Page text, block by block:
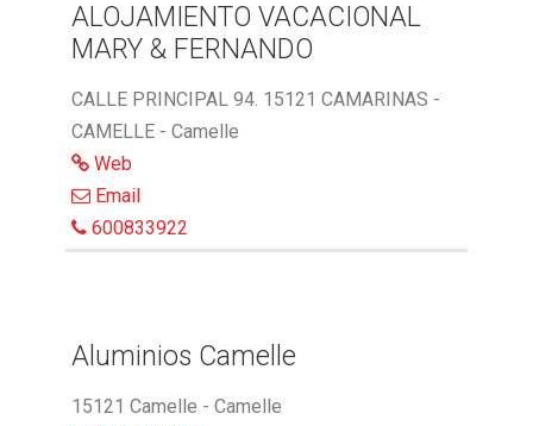
ALOJAMIENTO VACACIONAL
MARY & FERNANDO
CALLE PRINCIPAL 94. 15121 CAMARINAS -
CAMELLE - Camelle
Web
Email
600833922
Aluminios Camelle
15121 Camelle - Camelle